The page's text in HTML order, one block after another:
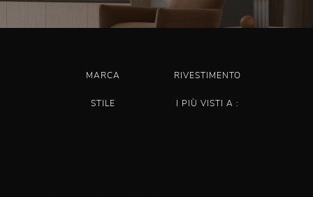
MARCA RIVESTIMENTO
STILE I PIÙ VISTI A :